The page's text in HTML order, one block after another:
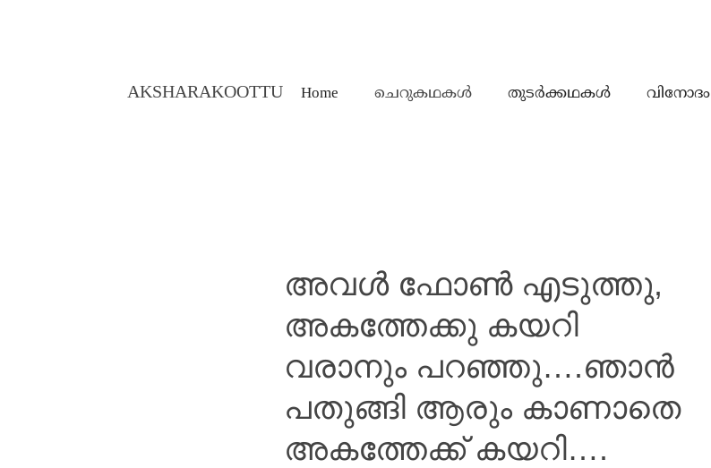
AKSHARAKOOTTU Home ചെറുകഥകൾ തുടർക്കഥകൾ വിനോദം
അവൾ ഫോൺ എടുത്തു,
അകത്തേക്കു കയറി
വരാനും പറഞ്ഞു….ഞാൻ
പതുങ്ങി ആരും കാണാതെ
അകത്തേക്ക് കയറി….